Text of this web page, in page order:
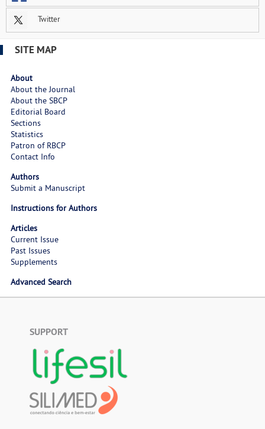
Twitter
SITE MAP
About
About the Journal
About the SBCP
Editorial Board
Sections
Statistics
Patron of RBCP
Contact Info
Authors
Submit a Manuscript
Instructions for Authors
Articles
Current Issue
Past Issues
Supplements
Advanced Search
SUPPORT